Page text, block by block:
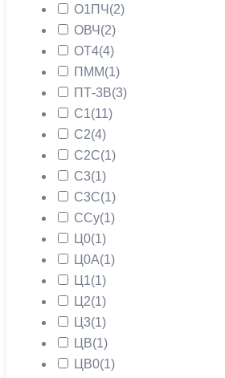
О1ПЧ (2)
ОВЧ (2)
ОТ4(4)
ПММ(1)
ПТ-3В(3)
С1(11)
С2(4)
С2С(1)
С3(1)
С3С(1)
ССу(1)
Ц0(1)
Ц0А(1)
Ц1(1)
Ц2(1)
Ц3(1)
ЦВ(1)
ЦВ0(1)